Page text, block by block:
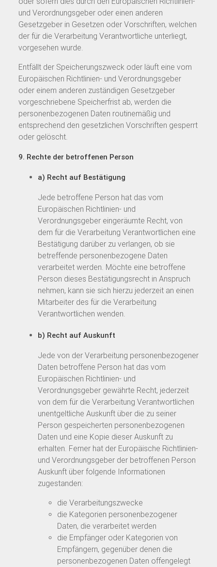
und Verordnungsgeber oder einen anderen
Gesetzgeber in Gesetzen oder Vorschriften, welchen
der für die Verarbeitung Verantwortliche unterliegt,
vorgesehen wurde.
Entfällt der Speicherungszweck oder läuft eine vom
Europäischen Richtlinien- und Verordnungsgeber
oder einem anderen zuständigen Gesetzgeber
vorgeschriebene Speicherfrist ab, werden die
personenbezogenen Daten routinemäßig und
entsprechend den gesetzlichen Vorschriften gesperrt
oder gelöscht.
9. Rechte der betroffenen Person
a) Recht auf Bestätigung
Jede betroffene Person hat das vom
Europäischen Richtlinien- und
Verordnungsgeber eingeräumte Recht, von
dem für die Verarbeitung Verantwortlichen eine
Bestätigung darüber zu verlangen, ob sie
betreffende personenbezogene Daten
verarbeitet werden. Möchte eine betroffene
Person dieses Bestätigungsrecht in Anspruch
nehmen, kann sie sich hierzu jederzeit an einen
Mitarbeiter des für die Verarbeitung
Verantwortlichen wenden.
b) Recht auf Auskunft
Jede von der Verarbeitung personenbezogener
Daten betroffene Person hat das vom
Europäischen Richtlinien- und
Verordnungsgeber gewährte Recht, jederzeit
von dem für die Verarbeitung Verantwortlichen
unentgeltliche Auskunft über die zu seiner
Person gespeicherten personenbezogenen
Daten und eine Kopie dieser Auskunft zu
erhalten. Ferner hat der Europäische Richtlinien-
und Verordnungsgeber der betroffenen Person
Auskunft über folgende Informationen
zugestanden:
die Verarbeitungszwecke
die Kategorien personenbezogener
Daten, die verarbeitet werden
die Empfänger oder Kategorien von
Empfängern, gegenüber denen die
personenbezogenen Daten offengelegt